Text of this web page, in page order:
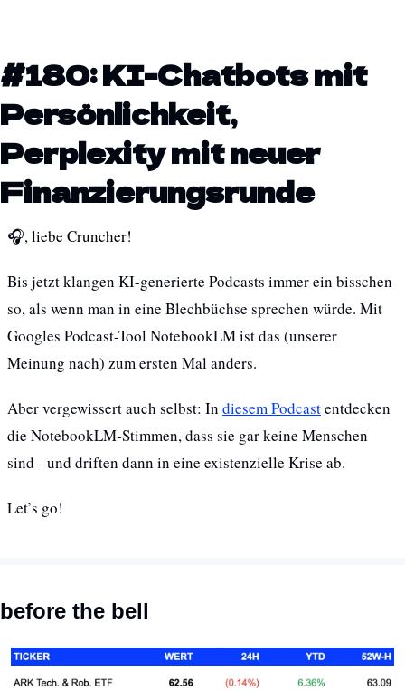
#180: KI-Chatbots mit
Persönlichkeit,
Perplexity mit neuer
Finanzierungsrunde
🎧, liebe Cruncher!
Bis jetzt klangen KI-generierte Podcasts immer ein bisschen
so, als wenn man in eine Blechbüchse sprechen würde. Mit
Googles Podcast-Tool NotebookLM ist das (unserer
Meinung nach) zum ersten Mal anders.
Aber vergewissert auch selbst: In diesem Podcast entdecken
die NotebookLM-Stimmen, dass sie gar keine Menschen
sind - und driften dann in eine existenzielle Krise ab.
Let’s go!
before the bell